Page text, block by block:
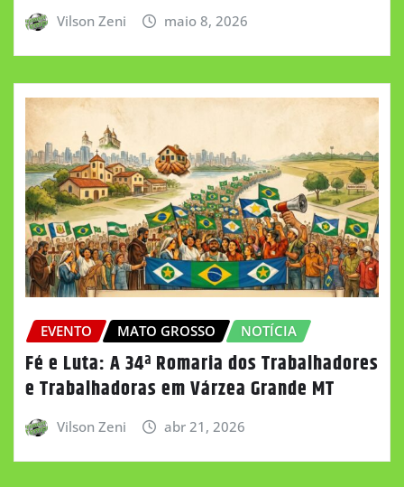
Vilson Zeni maio 8, 2026
EVENTO MATO GROSSO NOTÍCIA
Fé e Luta: A 34ª Romaria dos Trabalhadores
e Trabalhadoras em Várzea Grande MT
Vilson Zeni abr 21, 2026